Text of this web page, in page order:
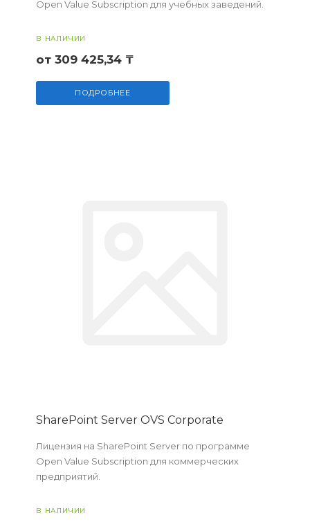
Open Value Subscription для учебных заведений.
В НАЛИЧИИ
от 309 425,34 ₸
ПОДРОБНЕЕ
SharePoint Server OVS Corporate
Лицензия на SharePoint Server по программе
Open Value Subscription для коммерческих
предприятий.
В НАЛИЧИИ